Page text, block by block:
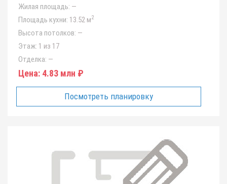
Жилая площадь: —
Площадь кухни: 13.52 м2
Высота потолков: —
Этаж: 1 из 17
Отделка: —
Цена: 4.83 млн ₽
Посмотреть планировку